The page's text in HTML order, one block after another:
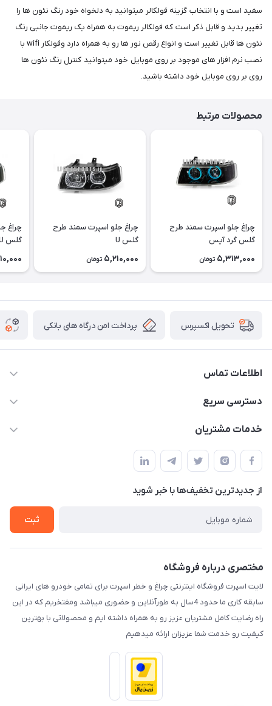
سفید است و با انتخاب گزینه فولکالر میتوانید به دلخواه خود رنگ نئون ها را
تغییر بدید و قابل ذکر است که فولکالر ریموت به همراه یک ریموت جانبی رنگ
نئون ها قابل تغییر است و انواع رقص نور ها رو به همراه دارد وفولکار wifi با
نصب نرم افزار های موجود بر روی موبایل خود میتوانید کنترل رنگ نئون ها
روی بر روی موبایل خود داشته باشید.
محصولات مرتبط
چراغ جلو اسپرت سمند طرح
گلس گرد آیس
5,313,000 تومان
چراغ جلو اسپرت سمند طرح
گلس U
5,210,000 تومان
چراغ
گلس U آیس
تحویل اکسپرس پرداخت امن درگاه های بانکی
اطلاعات تماس
09012926386
دسترسی سریع
حساب کاربری
لیست محصولات
درباره ما
خدمات مشتریان
قوانین و مقررات
حریم خصوصی
راهنما
از جدید‌ترین تخفیف‌ها با‌ خبر شوید
ثبت
مختصری درباره فروشگاه
لایت اسپرت فروشگاه اینترنتی چراغ و خطر اسپرت برای تمامی خودرو های ایرانی
سابقه کاری ما حدود 4سال به طورآنلاین و حضوری میباشد ومفتخریم که در این
راه رضایت کامل مشتریان عزیز رو به همراه داشته ایم و محصولاتی با بهترین
کیفیت رو خدمت شما عزیزان ارائه میدهیم